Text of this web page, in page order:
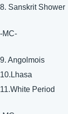
8. Sanskrit Shower
-MC-
9. Angolmois
10.Lhasa
11.White Period